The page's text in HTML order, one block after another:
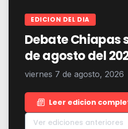
EDICION DEL DIA
Debate Chiapas
de agosto del
viernes 7 de agosto, 2026
Leer edicion
Ver ediciones anteriores